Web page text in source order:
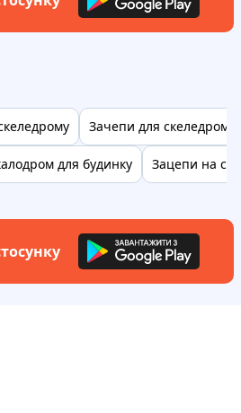
Зачепи для скеледрому
для будинку Зацепи на